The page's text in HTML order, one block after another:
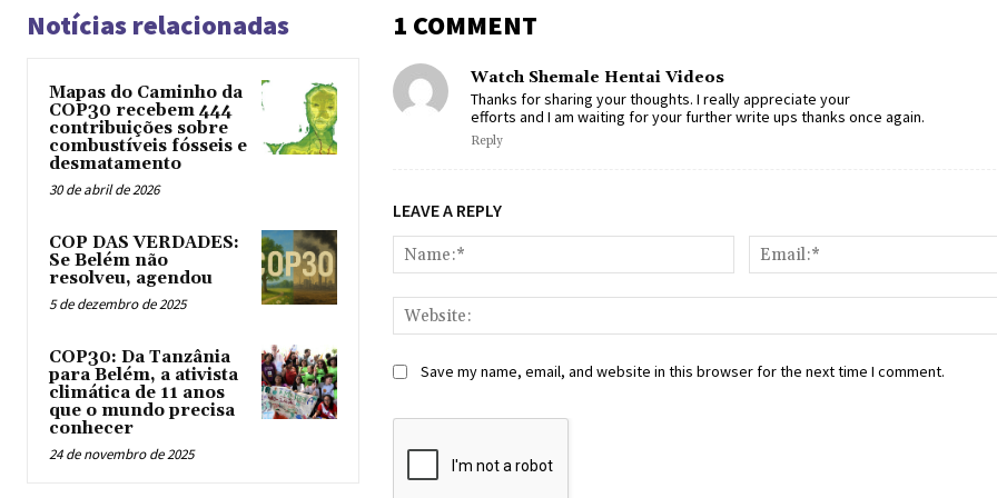
Notícias relacionadas
Mapas do Caminho da
COP30 recebem 444
contribuições sobre
combustíveis fósseis e
desmatamento
30 de abril de 2026
COP DAS VERDADES:
Se Belém não
resolveu, agendou
5 de dezembro de 2025
COP30: Da Tanzânia
para Belém, a ativista
climática de 11 anos
que o mundo precisa
conhecer
24 de novembro de 2025
1 COMMENT
Watch Shemale Hentai Videos
Thanks for sharing your thoughts. I really appreciate your
efforts and I am waiting for your further write ups thanks once again.
Reply
LEAVE A REPLY
Name:*
Save my name, email, and website in this browser for the next time I comment.